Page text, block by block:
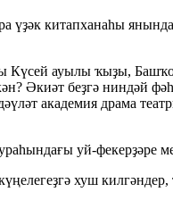
китапханаһы
Күсей ауылы ҡыҙы,
Әкиәт беҙгә ниндәй
академия драма
уй-фекерҙәре
хуш